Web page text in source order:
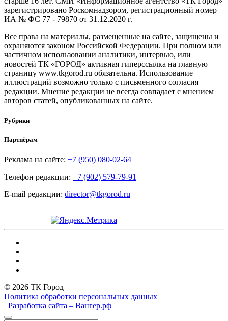
зарегистрировано Роскомнадзором, регистрационный номер
ИА № ФС 77 - 79870 от 31.12.2020 г.
Все права на материалы, размещенные на сайте, защищены и
охраняются законом Российской Федерации. При полном или
частичном использовании аналитики, интервью, или
новостей ТК «ГОРОД» активная гиперссылка на главную
страницу www.tkgorod.ru обязательна. Использование
иллюстраций возможно только с письменного согласия
редакции. Мнение редакции не всегда совпадает с мнением
авторов статей, опубликованных на сайте.
Рубрики
Партнёрам
Реклама на сайте: +7 (950) 080-02-64
Телефон редакции: +7 (902) 579-79-91
E-mail редакции: director@tkgorod.ru
© 2026 ТК Город
Политика обработки персональных данных
Разработка сайта – Вангер.рф